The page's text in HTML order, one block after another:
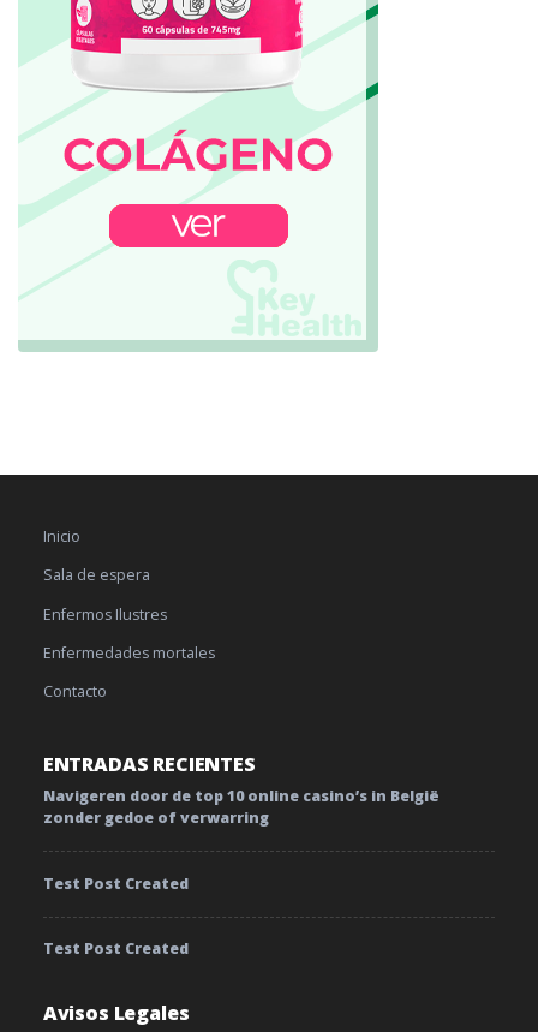
Inicio
Sala de espera
Enfermos Ilustres
Enfermedades mortales
Contacto
ENTRADAS RECIENTES
Navigeren door de top 10 online casino’s in België
zonder gedoe of verwarring
Test Post Created
Test Post Created
Avisos Legales